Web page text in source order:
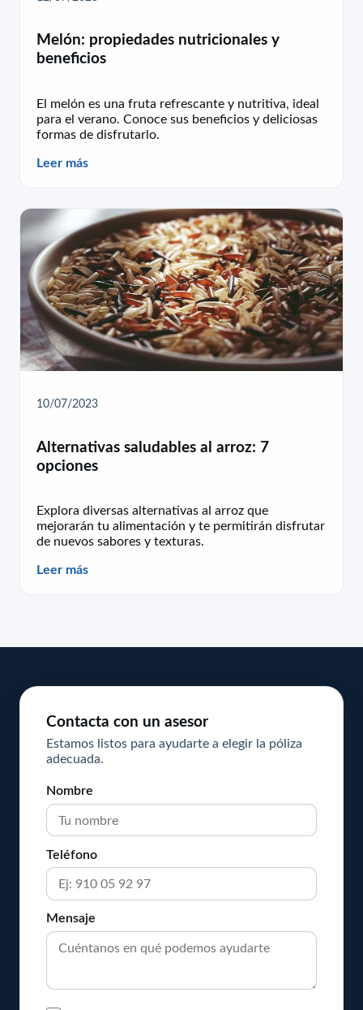
Melón: propiedades nutricionales y
beneficios
El melón es una fruta refrescante y nutritiva, ideal
para el verano. Conoce sus beneficios y deliciosas
formas de disfrutarlo.
Leer más
10/07/2023
Alternativas saludables al arroz: 7
opciones
Explora diversas alternativas al arroz que
mejorarán tu alimentación y te permitirán disfrutar
de nuevos sabores y texturas.
Leer más
Contacta con un asesor
Estamos listos para ayudarte a elegir la póliza
adecuada.
Nombre
Teléfono
Mensaje